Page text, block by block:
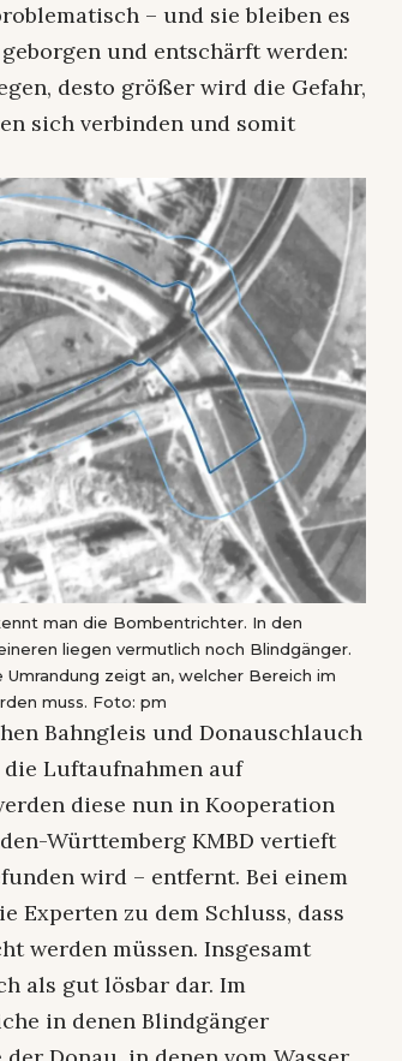
– und sie bleiben es
und entschärft werden:
desto größer wird die Gefahr,
sich verbinden und somit
man die Bombentrichter. In den
liegen vermutlich noch Blindgänger.
zeigt an, welcher Bereich im
muss. Foto: pm
Bahngleis und Donauschlauch
Luftaufnahmen auf
diese nun in Kooperation
Württemberg KMBD vertieft
wird – entfernt. Bei einem
Experten zu dem Schluss, dass
werden müssen. Insgesamt
als gut lösbar dar. Im
in denen Blindgänger